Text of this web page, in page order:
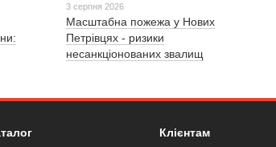
3 серпня 2026
Масштабна пожежа у Нових
Петрівцях - ризики
несанкціонованих звалищ
Клієнтам